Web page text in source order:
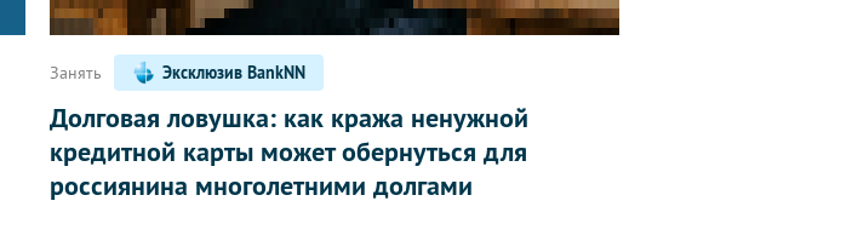
Занять Эксклюзив BankNN
Долговая ловушка: как кража ненужной
кредитной карты может обернуться для
россиянина многолетними долгами